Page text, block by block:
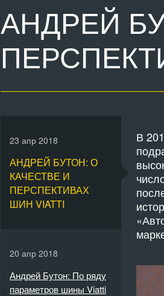
АНДРЕЙ
23 апр 2018
АНДРЕЙ БУТОН: О
КАЧЕСТВЕ И
ПЕРСПЕКТИВАХ
ШИН VIATTI
20 апр 2018
Андрей Бутон: По ряду
параметров шины Viatti
В